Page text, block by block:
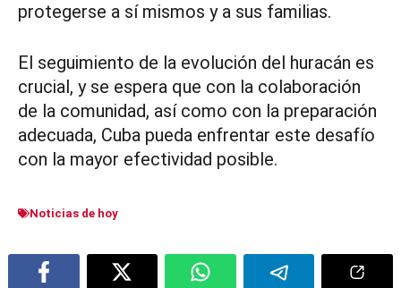
protegerse a sí mismos y a sus familias.
El seguimiento de la evolución del huracán es
crucial, y se espera que con la colaboración
de la comunidad, así como con la preparación
adecuada, Cuba pueda enfrentar este desafío
con la mayor efectividad posible.
Noticias de hoy